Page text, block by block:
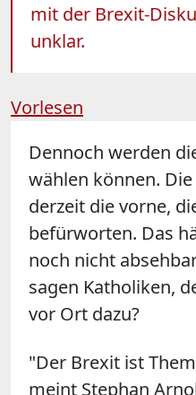
mit der Brexit-
unklar.
Vorlesen
Dennoch werden
wählen können.
derzeit die vorne,
befürworten. Das
noch nicht
sagen Katholiken,
vor Ort dazu?
"Der Brexit ist
meint Stephan